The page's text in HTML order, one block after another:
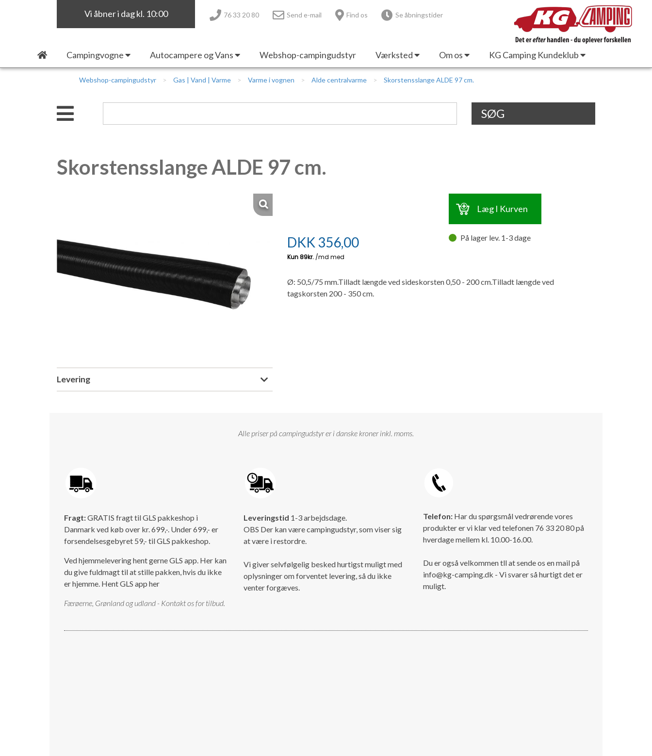
Vi åbner i dag kl. 10:00 76 33 20 80 Send e-mail Find os Se åbningstider
Campingvogne Autocampere og Vans Webshop-campingudstyr Værksted Om os KG Camping Kundeklub
Webshop-campingudstyr Gas | Vand | Varme Varme i vognen Alde centralvarme Skorstensslange ALDE 97 cm.
SØG
Skorstensslange ALDE 97 cm.
Levering
Læg I Kurven
DKK 356,00 På lager lev. 1-3 dage
Ø: 50,5/75 mm.Tilladt længde ved sideskorsten 0,50 - 200 cm.Tilladt længde ved
tagskorsten 200 - 350 cm.
Alle priser på campingudstyr er i danske kroner inkl. moms.
Fragt:GRATIS fragt til GLS pakkeshop i
Danmark ved køb over kr. 699,-. Under 699,- er
forsendelsesgebyret 59,- til GLS pakkeshop.
Ved hjemmelevering hent gerne GLS app. Her kan
du give fuldmagt til at stille pakken, hvis du ikke
er hjemme. Hent GLS app her
Færøerne, Grønland og udland - Kontakt os for tilbud.
Leveringstid 1-3 arbejdsdage.
OBS Der kan være campingudstyr, som viser sig
at være i restordre.
Vi giver selvfølgelig besked hurtigst muligt med
oplysninger om forventet levering, så du ikke
venter forgæves.
Telefon: Har du spørgsmål vedrørende vores
produkter er vi klar ved telefonen 76 33 20 80 på
hverdage mellem kl. 10.00-16.00.
Du er også velkommen tll at sende os en mail på
info@kg-camping.dk - Vi svarer så hurtigt det er
muligt.